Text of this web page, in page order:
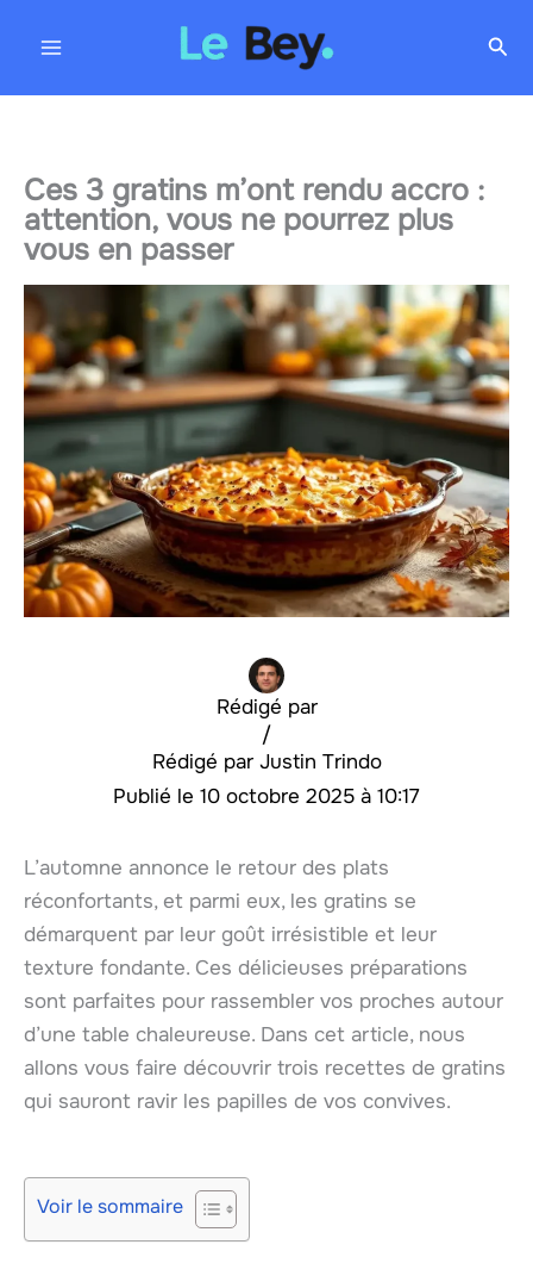
Ces 3 gratins m’ont rendu accro :
attention, vous ne pourrez plus
vous en passer
Rédigé par
Justin Trindo
/
10 octobre 2025 à 10:17
L’automne annonce le retour des plats
réconfortants, et parmi eux, les gratins se
démarquent par leur goût irrésistible et leur
texture fondante. Ces délicieuses préparations
sont parfaites pour rassembler vos proches autour
d’une table chaleureuse. Dans cet article, nous
allons vous faire découvrir trois recettes de gratins
qui sauront ravir les papilles de vos convives.
Voir le sommaire